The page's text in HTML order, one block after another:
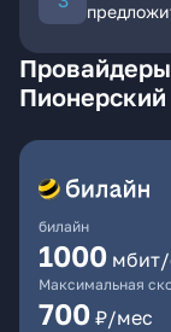
Пионерский
билайн
1000
Максимальная
700 ₽/мес